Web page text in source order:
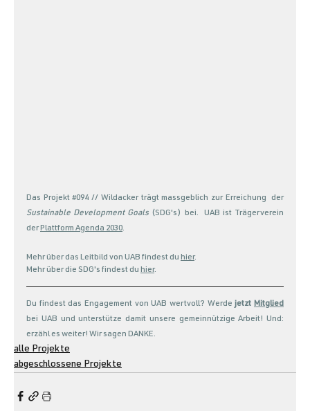
Das Projekt #094
// Wildacker trägt massgeblich zur Erreichung  der
Sustainable Development Goals (SDG's) bei.  UAB ist Trägerverein
der Plattform Agenda 2030.
Mehr über das Leitbild von UAB findest du hier.
Mehr über die SDG's findest du hier.
Du findest das Engagement von UAB wertvoll? Werde jetzt Mitglied
bei UAB und unterstütze damit unsere gemeinnützige Arbeit! Und:
erzähl es weiter! Wir sagen DANKE.
alle Projekte
abgeschlossene Projekte